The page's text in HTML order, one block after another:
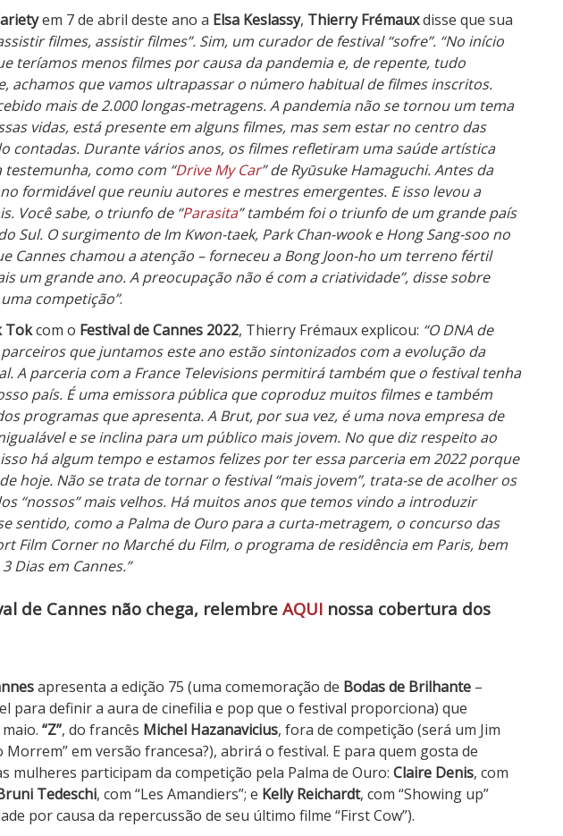
em 7 de abril deste ano a Elsa Keslassy, Thierry Frémauxdisse que sua
filmes, assistir filmes”. Sim, um curador de festival “sofre”. “No início
teríamos menos filmes por causa da pandemia e, de repente, tudo
achamos que vamos ultrapassar o número habitual de filmes inscritos.
mais de 2.000 longas-metragens. A pandemia não se tornou um tema
vidas, está presente em alguns filmes, mas sem estar no centro das
contadas. Durante vários anos, os filmes refletiram uma saúde artística
testemunha, como com “Drive My Car” de Ryūsuke Hamaguchi. Antes da
formidável que reuniu autores e mestres emergentes. E isso levou a
Você sabe, o triunfo de “Parasita” também foi o triunfo de um grande país
Sul. O surgimento de Im Kwon-taek, Park Chan-wook e Hong Sang-soo no
Cannes chamou a atenção – forneceu a Bong Joon-ho um terreno fértil
um grande ano. A preocupação não é com a criatividade”, disse sobre
competição”.
Tokcom o Festival de Cannes 2022, Thierry Frémaux explicou: “O DNA de
parceiros que juntamos este ano estão sintonizados com a evolução da
A parceria com a France Televisions permitirá também que o festival tenha
país. É uma emissora pública que coproduz muitos filmes e também
programas que apresenta. A Brut, por sua vez, é uma nova empresa de
e se inclina para um público mais jovem. No que diz respeito ao
há algum tempo e estamos felizes por ter essa parceria em 2022 porque
hoje. Não se trata de tornar o festival “mais jovem”, trata-se de acolher os
“nossos” mais velhos. Há muitos anos que temos vindo a introduzir
sentido, como a Palma de Ouro para a curta-metragem, o concurso das
Film Corner no Marché du Film, o programa de residência em Paris, bem
Dias em Cannes.”
de Cannes não chega, relembre AQUI nossa cobertura dos
apresenta a edição 75 (uma comemoração de Bodas de Brilhante –
para definir a aura de cinefilia e pop que o festival proporciona) que
“Z”, do francês Michel Hazanavicius, fora de competição (será um Jim
Morrem” em versão francesa?), abrirá o festival. E para quem gosta de
mulheres participam da competição pela Palma de Ouro: Claire Denis, com
Tedeschi, com “Les Amandiers”; e Kelly Reichardt, com “Showing up”
por causa da repercussão de seu último filme “First Cow”).